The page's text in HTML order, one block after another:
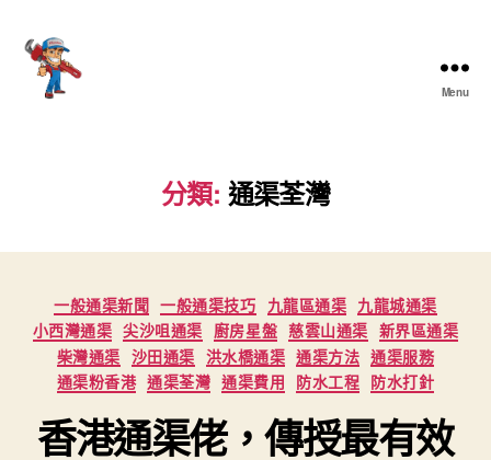
Menu
分類: 通渠荃灣
Categories
一般通渠新聞 一般通渠技巧 九龍區通渠 九龍城通渠
小西灣通渠 尖沙咀通渠 廚房星盤 慈雲山通渠 新界區通渠
柴灣通渠 沙田通渠 洪水橋通渠 通渠方法 通渠服務
通渠粉香港 通渠荃灣 通渠費用 防水工程 防水打針
香港通渠佬，傳授最有效